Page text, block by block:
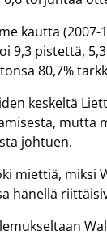
kautta (2007-
9,3 pistettä,
80,7%
keskeltä
mutta
johtuen.
miettiä, miksi
hänellä